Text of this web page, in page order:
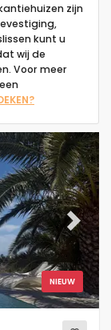
zijn
kunt u
wij de
Voor meer
NIEUW
Next